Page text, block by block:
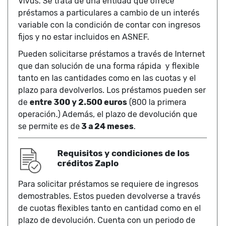
préstamos a particulares a cambio de un interés
variable con la condición de contar con ingresos
fijos y no estar incluidos en ASNEF.
Pueden solicitarse préstamos a través de Internet
que dan solución de una forma rápida y flexible
tanto en las cantidades como en las cuotas y el
plazo para devolverlos. Los préstamos pueden ser
de entre 300 y 2.500 euros (800 la primera
operación.) Además, el plazo de devolución que
se permite es de3 a 24 meses.
Requisitos y condiciones de los
créditos Zaplo
Para solicitar préstamos se requiere de ingresos
demostrables. Estos pueden devolverse a través
de cuotas flexibles tanto en cantidad como en el
plazo de devolución. Cuenta con un periodo de